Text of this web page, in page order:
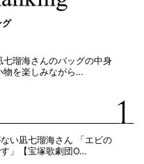
グ
七瑠海さんのバッグの中身
物を楽しみながら…
い凪七瑠海さん 「エビの
」【宝塚歌劇団O…